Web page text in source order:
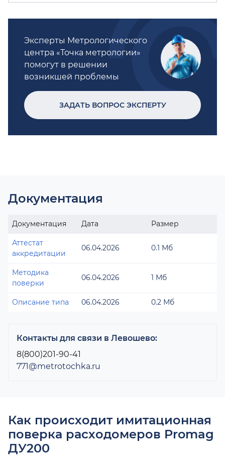
Эксперты Метрологического
центра «Точка метрологии»
помогут в решении
возникшей проблемы
ЗАДАТЬ ВОПРОС ЭКСПЕРТУ
Документация
Документация Дата Размер
Аттестат
аккредитации
06.04.2026 0.1 Мб
Методика
поверки
06.04.2026 1 Мб
Описание типа 06.04.2026 0.2 Мб
Контакты для связи в Левошево:
8(800)201-90-41
771@metrotochka.ru
Как происходит имитационная
поверка расходомеров Promag
ДУ200